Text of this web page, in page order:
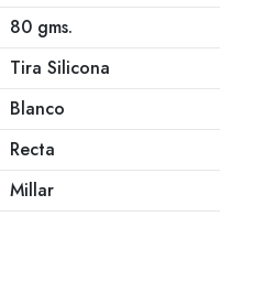
80 gms.
Tira Silicona
Blanco
Recta
Millar